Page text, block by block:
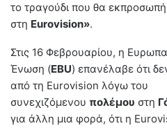
το τραγούδι που θα
στη Eurovision».
Στις 16 Φεβρουαρίου, η
Ένωση (EBU) επανέλαβε ότι
από τη Eurovision λόγω του
συνεχιζόμενου πολέμου στη
για άλλη μια φορά, ότι η